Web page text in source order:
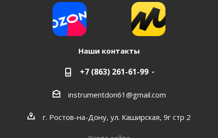
Наши контакты
+7 (863) 261-61-99
instrumentdon61@gmail.com
г. Ростов-на-Дону, ул. Каширская, 9г стр 2